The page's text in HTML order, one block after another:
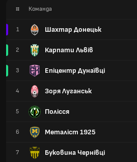
# Команда
1 Шахтар Донецьк
2 Карпати Львів
3 Епіцентр Дунаївці
4 Зоря Луганськ
5 Полісся
6 Металіст 1925
7 Буковина Чернівці